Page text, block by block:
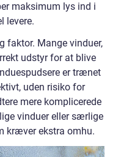
maksimum lys ind i
levere.
faktor. Mange vinduer,
udstyr for at blive
er trænet
uden risiko for
mere komplicerede
vinduer eller særlige
kræver ekstra omhu.